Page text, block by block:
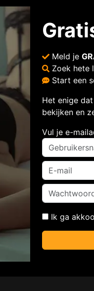
Meld je
Zoek hete
Start een
Het enige
bekijken en
Vul je e-
Ik ga